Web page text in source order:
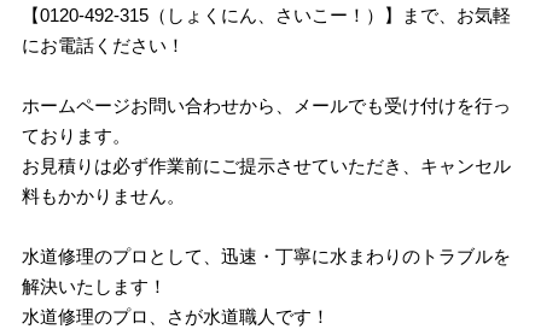
【0120-492-315（しょくにん、さいこー！）】まで、お気軽
にお電話ください！
ホームページお問い合わせから、メールでも受け付けを行っ
ております。
お見積りは必ず作業前にご提示させていただき、キャンセル
料もかかりません。
水道修理のプロとして、迅速・丁寧に水まわりのトラブルを
解決いたします！
水道修理のプロ、さが水道職人です！